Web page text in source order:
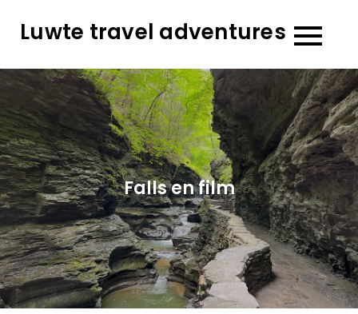
Luwte travel adventures
Falls en film